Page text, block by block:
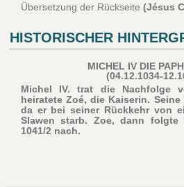
Übersetzung der Rückseite (Jésus
HISTORISCHER
MICHEL IV DIE
(04.12.1034-
Michel IV. trat die Nachfolge
heiratete Zoé, die Kaiserin.
da er bei seiner Rückkehr von
Slawen starb. Zoe, dann
1041/2 nach.